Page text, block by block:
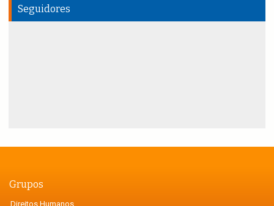
Seguidores
Grupos
Direitos Humanos